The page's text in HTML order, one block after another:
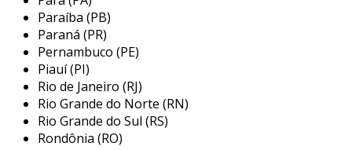
os discos de serra para roçadeira são
amplamente utilizados em diversas atividades e
setores, devido à sua eficiência no corte de
materiais variados. veja algumas das principais
aplicações:
manutenção de áreas verdes:
Paraíba (PB)
Paraná (PR)
Pernambuco (PE)
Piauí (PI)
Rio de Janeiro (RJ)
Rio Grande do Norte (RN)
Rio Grande do Sul (RS)
Rondônia (RO)